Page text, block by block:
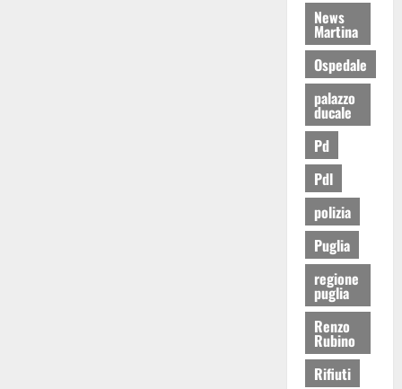
News
Martina
Ospedale
palazzo
ducale
Pd
Pdl
polizia
Puglia
regione
puglia
Renzo
Rubino
Rifiuti